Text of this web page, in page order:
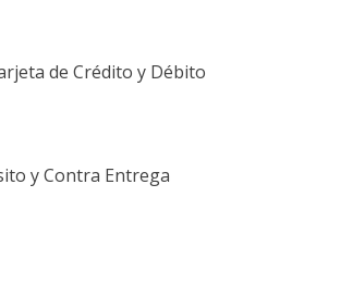
de Crédito y Débito
y Contra Entrega